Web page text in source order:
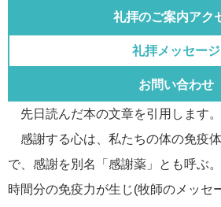
礼拝のご案内アク
礼拝メッセージ
お問い合わせ
先日読んだ本の文章を引用します。
感謝する心は、私たちの体の免疫
で、感謝を別名「感謝薬」とも呼ぶ
時間分の免疫力が生じ(牧師のメッセ